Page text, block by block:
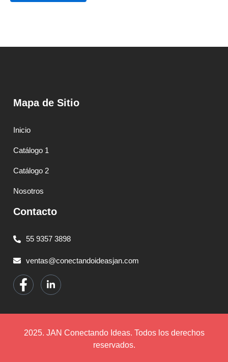
Mapa de Sitio
Inicio
Catálogo 1
Catálogo 2
Nosotros
Contacto
55 9357 3898
ventas@conectandoideasjan.com
2025. JAN Conectando Ideas. Todos los derechos
reservados.